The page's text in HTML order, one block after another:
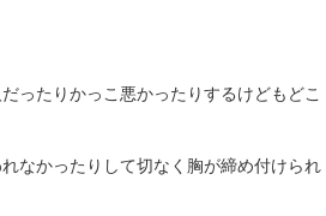
ったりかっこ悪かったりするけどもどこ
なかったりして切なく胸が締め付けられ